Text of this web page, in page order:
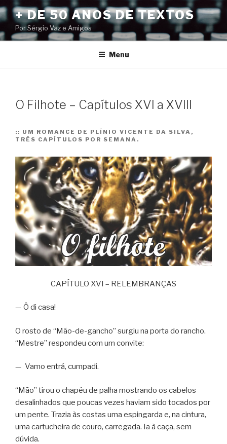
Pular
para
o
conteúdo
+ DE 50 ANOS DE TEXTOS
Por Sérgio Vaz e Amigos
Menu
O Filhote – Capítulos XVI a XVIII
:: UM ROMANCE DE PLÍNIO VICENTE DA SILVA,
TRÊS CAPÍTULOS POR SEMANA.
CAPÍTULO XVI – RELEMBRANÇAS
— Ô di casa!
O rosto de “Mão-de-gancho” surgiu na porta do rancho.
“Mestre” respondeu com um convite:
— Vamo entrá, cumpadi.
“Mão” tirou o chapéu de palha mostrando os cabelos
desalinhados que poucas vezes haviam sido tocados por
um pente. Trazia às costas uma espingarda e, na cintura,
uma cartucheira de couro, carregada. Ia à caça, sem
dúvida.